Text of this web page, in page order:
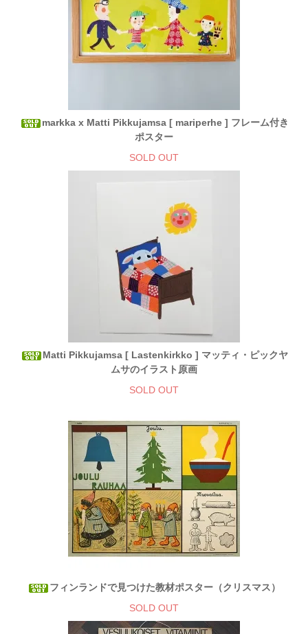
markka x Matti Pikkujamsa [ mariperhe ] フレーム付き
ポスター
SOLD OUT
Matti Pikkujamsa [ Lastenkirkko ] マッティ・ピックヤ
ムサのイラスト原画
SOLD OUT
フィンランドで見つけた教材ポスター（クリスマス）
SOLD OUT